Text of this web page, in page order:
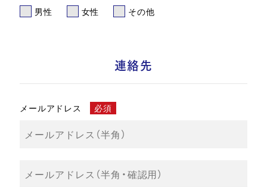
男性
女性 その他
連絡先
メールアドレス 必須